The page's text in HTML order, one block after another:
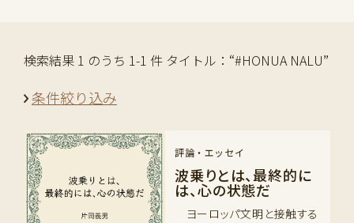
検索結果 1 のうち 1-1 件 タイトル：“#HONUA NALU”
条件絞り込み
評論・エッセイ
波乗りとは、最終的に
は、心の状態だ
ヨーロッパ文明と接触する